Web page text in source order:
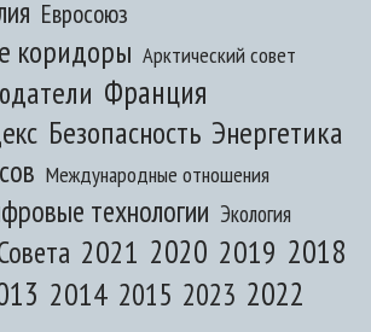
Евросоюз
коридоры Арктический совет
Франция
Безопасность Энергетика
Международные отношения
технологии Экология
2021 2020 2019 2018
2014 2015 2023 2022